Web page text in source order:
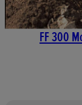
FF 300